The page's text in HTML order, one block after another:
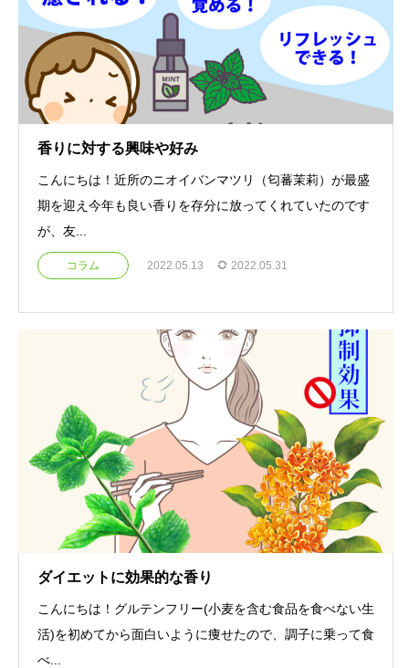
香りに対する興味や好み
こんにちは！近所のニオイバンマツリ（匂蕃茉莉）が最盛
期を迎え今年も良い香りを存分に放ってくれていたのです
が、友...
コラム 2022.05.13 2022.05.31
ダイエットに効果的な香り
こんにちは！グルテンフリー(小麦を含む食品を食べない生
活)を初めてから面白いように痩せたので、調子に乗って食
べ...